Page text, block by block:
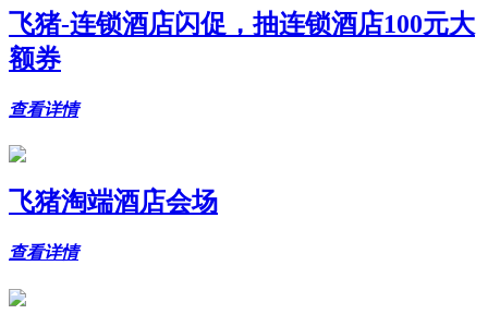
飞猪-连锁酒店闪促，抽连锁酒店100元大
额券
查看详情
飞猪淘端酒店会场
查看详情